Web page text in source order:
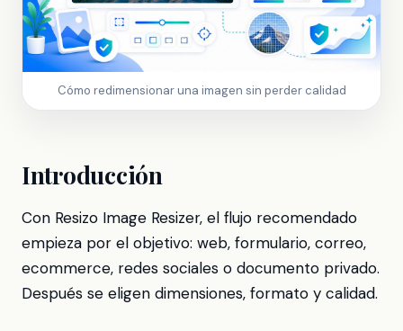
Cómo redimensionar una imagen sin perder calidad
Introducción
Con Resizo Image Resizer, el flujo recomendado
empieza por el objetivo: web, formulario, correo,
ecommerce, redes sociales o documento privado.
Después se eligen dimensiones, formato y calidad.